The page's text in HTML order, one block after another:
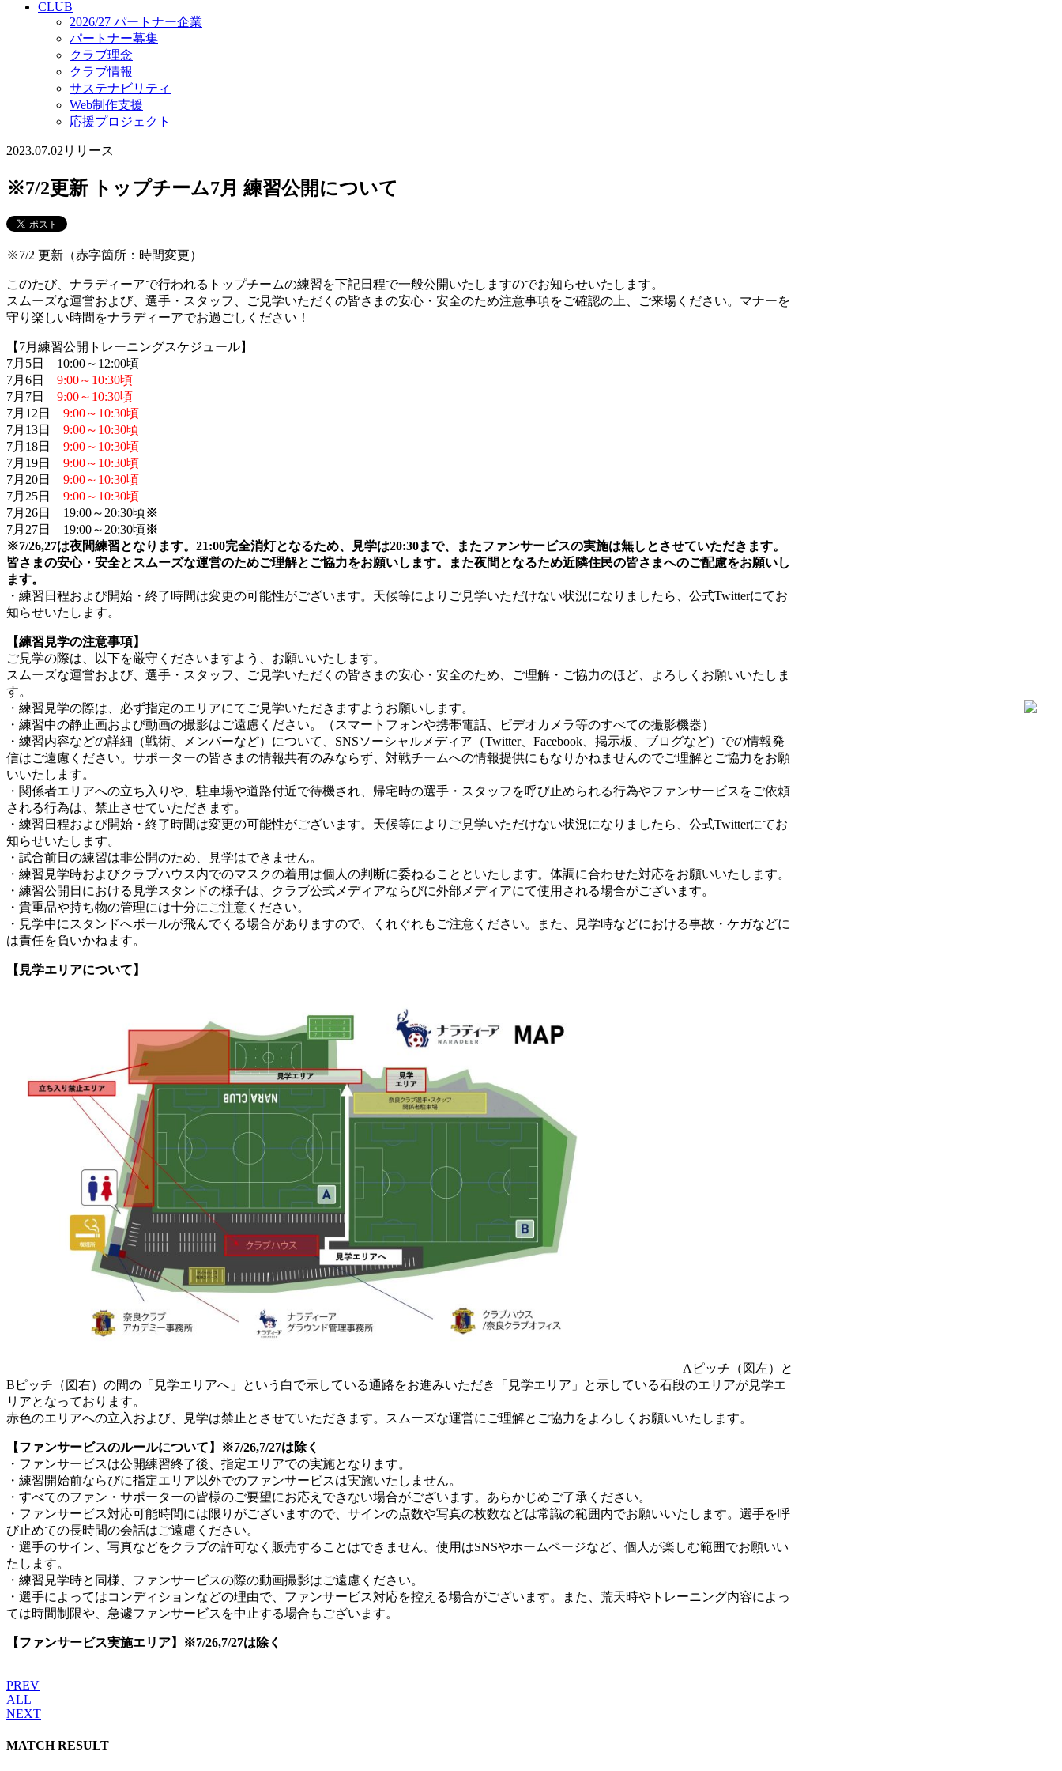
CLUB
2026/27 パートナー企業
パートナー募集
クラブ理念
クラブ情報
サステナビリティ
Web制作支援
応援プロジェクト
2023.07.02 リリース
※7/2更新 トップチーム7月 練習公開について
※7/2 更新（赤字箇所：時間変更）
このたび、ナラディーアで行われるトップチームの練習を下記日程で一般公開いたしますのでお知らせいたします。
スムーズな運営および、選手・スタッフ、ご見学いただくの皆さまの安心・安全のため注意事項をご確認の上、ご来場ください。マナーを
守り楽しい時間をナラディーアでお過ごしください！
【7月練習公開トレーニングスケジュール】
7月5日 10:00～12:00頃
7月6日
9:00～10:30頃
7月7日
9:00～10:30頃
7月12日
9:00～10:30頃
7月13日
9:00～10:30頃
7月18日 9:00～10:30頃
7月19日
9:00～10:30頃
7月20日
9:00～10:30頃
7月25日 9:00～10:30頃
7月26日 19:00～20:30頃 ※
7月27日 19:00～20:30頃 ※
※7/26,27は夜間練習となります。21:00完全消灯となるため、見学は20:30まで、またファンサービスの実施は無しとさせていただきます。
皆さまの安心・安全とスムーズな運営のためご理解とご協力をお願いします。また夜間となるため近隣住民の皆さまへのご配慮をお願いし
ます。
・練習日程および開始・終了時間は変更の可能性がございます。天候等によりご見学いただけない状況になりましたら、公式Twitterにてお
知らせいたします。
【練習見学の注意事項】
ご見学の際は、以下を厳守くださいますよう、お願いいたします。
スムーズな運営および、選手・スタッフ、ご見学いただくの皆さまの安心・安全のため、ご理解・ご協力のほど、よろしくお願いいたしま
す。
・練習見学の際は、必ず指定のエリアにてご見学いただきますようお願いします。
・練習中の静止画および動画の撮影はご遠慮ください。（スマートフォンや携帯電話、ビデオカメラ等のすべての撮影機器）
・練習内容などの詳細（戦術、メンバーなど）について、SNSソーシャルメディア（Twitter、Facebook、掲示板、ブログなど）での情報発
信はご遠慮ください。サポーターの皆さまの情報共有のみならず、対戦チームへの情報提供にもなりかねませんのでご理解とご協力をお願
いいたします。
・関係者エリアへの立ち入りや、駐車場や道路付近で待機され、帰宅時の選手・スタッフを呼び止められる行為やファンサービスをご依頼
される行為は、禁止させていただきます。
・練習日程および開始・終了時間は変更の可能性がございます。天候等によりご見学いただけない状況になりましたら、公式Twitterにてお
知らせいたします。
・試合前日の練習は非公開のため、見学はできません。
・練習見学時およびクラブハウス内でのマスクの着用は個人の判断に委ねることといたします。体調に合わせた対応をお願いいたします。
・練習公開日における見学スタンドの様子は、クラブ公式メディアならびに外部メディアにて使用される場合がございます。
・貴重品や持ち物の管理には十分にご注意ください。
・見学中にスタンドへボールが飛んでくる場合がありますので、くれぐれもご注意ください。また、見学時などにおける事故・ケガなどに
は責任を負いかねます。
【見学エリアについて】
Aピッチ（図左）と
Bピッチ（図右）の間の「見学エリアへ」という白で示している通路をお進みいただき「見学エリア」と示している石段のエリアが見学エ
リアとなっております。
赤色のエリアへの立入および、見学は禁止とさせていただきます。スムーズな運営にご理解とご協力をよろしくお願いいたします。
【ファンサービスのルールについて】※7/26,7/27は除く
・ファンサービスは公開練習終了後、指定エリアでの実施となります。
・練習開始前ならびに指定エリア以外でのファンサービスは実施いたしません。
・すべてのファン・サポーターの皆様のご要望にお応えできない場合がございます。あらかじめご了承ください。
・ファンサービス対応可能時間には限りがございますので、サインの点数や写真の枚数などは常識の範囲内でお願いいたします。選手を呼
び止めての長時間の会話はご遠慮ください。
・選手のサイン、写真などをクラブの許可なく販売することはできません。使用はSNSやホームページなど、個人が楽しむ範囲でお願いい
たします。
・練習見学時と同様、ファンサービスの際の動画撮影はご遠慮ください。
・選手によってはコンディションなどの理由で、ファンサービス対応を控える場合がございます。また、荒天時やトレーニング内容によっ
ては時間制限や、急遽ファンサービスを中止する場合もございます。
【ファンサービス実施エリア】※7/26,7/27は除く
PREV
ALL
NEXT
MATCH RESULT